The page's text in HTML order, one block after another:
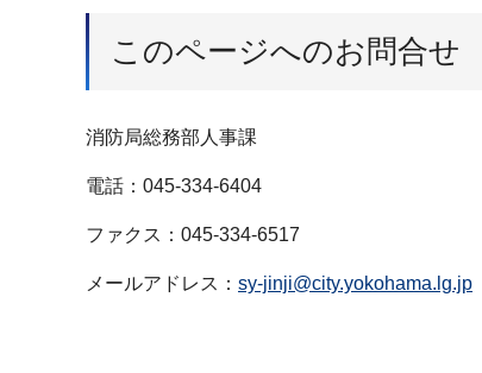
このページへのお問合せ
消防局総務部人事課
電話：045-334-6404
ファクス：045-334-6517
メールアドレス： sy-jinji@city.yokohama.lg.jp